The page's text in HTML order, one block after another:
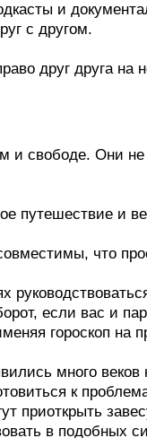
и
с другом.
друг друга на
и свободе. Они не
путешествие и
что
если вас и
гороскоп на
много
к
приоткрыть
в подобных